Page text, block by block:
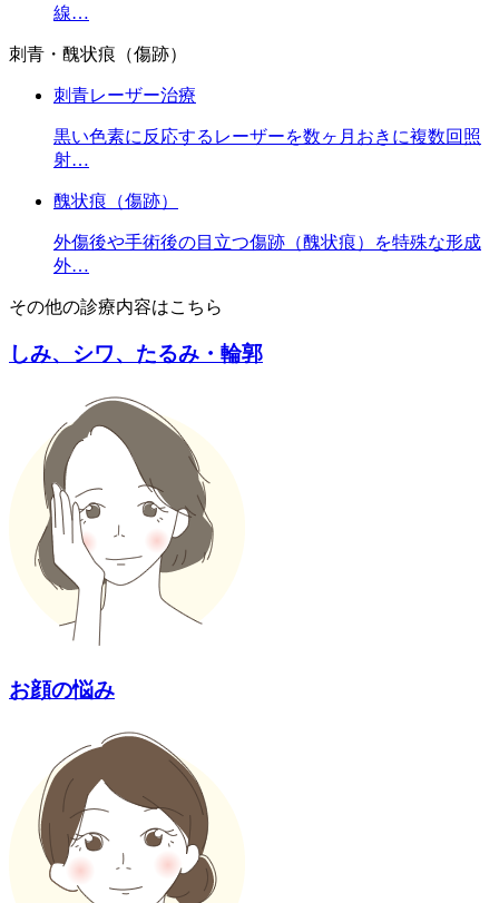
線…
刺青・醜状痕（傷跡）
刺青レーザー治療
黒い色素に反応するレーザーを数ヶ月おきに複数回照
射…
醜状痕（傷跡）
外傷後や手術後の目立つ傷跡（醜状痕）を特殊な形成
外…
その他の診療内容はこちら
しみ、シワ、たるみ・輪郭
お顔の悩み